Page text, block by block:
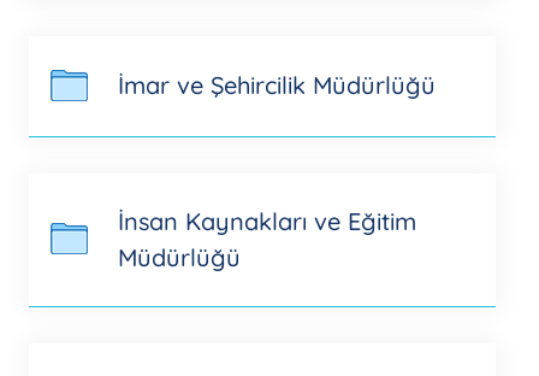
İmar ve Şehircilik Müdürlüğü
İnsan Kaynakları ve Eğitim
Müdürlüğü